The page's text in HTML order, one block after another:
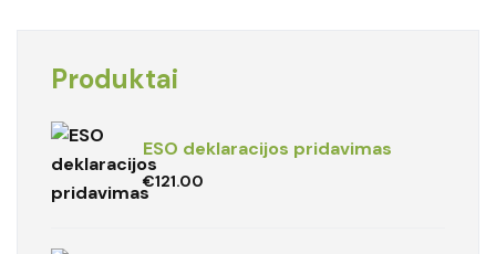
Produktai
ESO deklaracijos pridavimas
€121.00